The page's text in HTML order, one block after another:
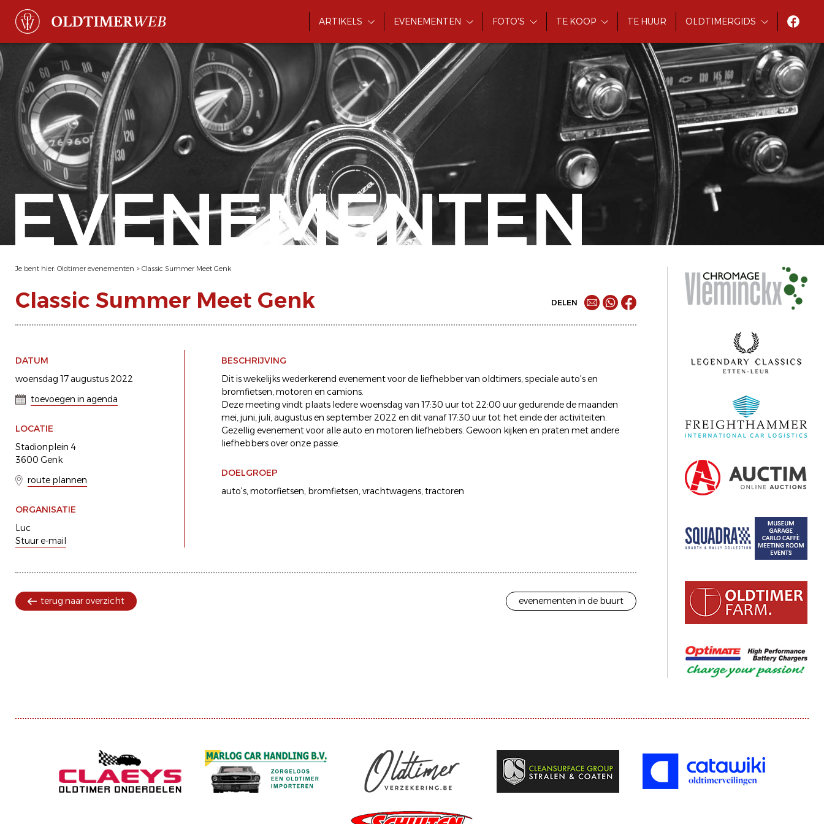
ARTIKELS EVENEMENTEN FOTO'S TE KOOP TE HUUR OLDTIMERGIDS
EVENEMENTEN
Je bent hier: Oldtimer evenementen > Classic Summer Meet Genk
Classic Summer Meet Genk DELEN
DATUM
woensdag 17 augustus 2022
toevoegen in agenda
LOCATIE
Stadionplein 4
3600 Genk
route plannen
ORGANISATIE
Luc
Stuur e-mail
BESCHRIJVING
Dit is wekelijks wederkerend evenement voor de liefhebber van oldtimers, speciale auto's en
bromfietsen, motoren en camions.
Deze meeting vindt plaats Iedere woensdag van 17:30 uur tot 22:00 uur gedurende de maanden
mei, juni, juli, augustus en september 2022 en dit vanaf 17:30 uur tot het einde der activiteiten.
Gezellig evenement voor alle auto en motoren liefhebbers. Gewoon kijken en praten met andere
liefhebbers over onze passie.
DOELGROEP
auto's motorfietsen bromfietsen vrachtwagens tractoren
terug naar overzicht evenementen in de buurt